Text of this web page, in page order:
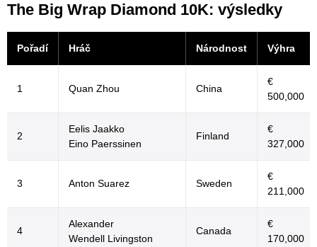
The Big Wrap Diamond 10K: výsledky
Pořadí Hráč Národnost Výhra
1 Quan Zhou China
€
500,000
2
Eelis Jaakko
Eino Paerssinen
Finland
€
327,000
3 Anton Suarez Sweden
€
211,000
4
Alexander
Wendell Livingston
Canada
€
170,000